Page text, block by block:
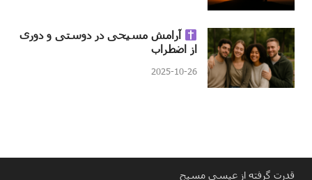
آرامش مسیحی در دوستی و دوری
از اضطراب
2025-10-26
قدرت گرفته از عیسی مسیح